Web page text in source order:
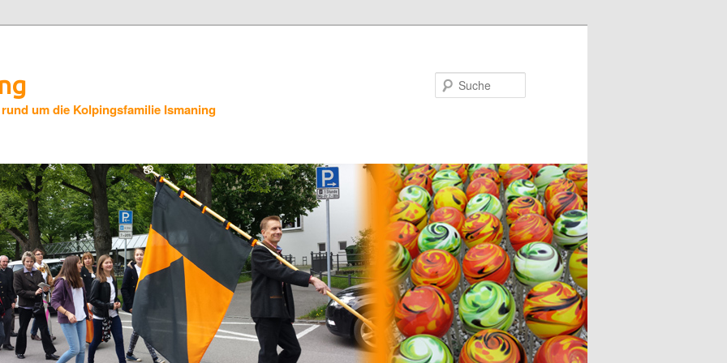
um die Kolpingsfamilie Ismaning